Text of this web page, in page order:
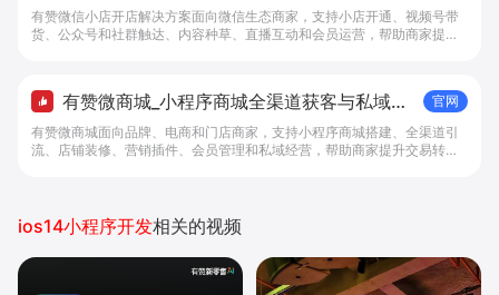
经营 - 做生意, 找有赞
有赞微信小店开店解决方案面向微信生态商家，支持小店开通、视频号带
货、公众号和社群触达、内容种草、直播互动和会员运营，帮助商家提升
有赞微商城_小程序商城全渠道获客与私域复
购工具 - 做生意, 找有赞
官网
有赞微商城面向品牌、电商和门店商家，支持小程序商城搭建、全渠道引
流、店铺装修、营销插件、会员管理和私域经营，帮助商家提升交易转化
ios14小程序开发相关的视频